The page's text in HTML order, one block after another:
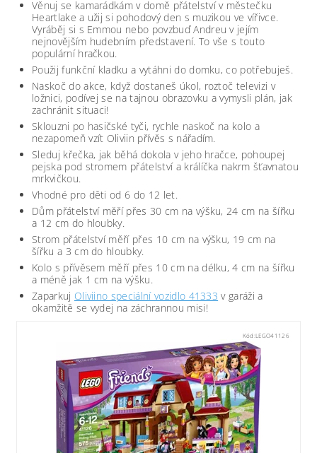
Věnuj se kamarádkám v domě přátelství v městečku
Heartlake a užij si pohodový den s muzikou ve vířivce.
Vyráběj si s Emmou nebo povzbuď Andreu v jejím
nejnovějším hudebním představení. To vše s touto
populární hračkou.
Použij funkční kladku a vytáhni do domku, co potřebuješ.
Naskoč do akce, když dostaneš úkol, roztoč televizi v
ložnici, podívej se na tajnou obrazovku a vymysli plán, jak
zachránit situaci!
Sklouzni po hasičské tyči, rychle naskoč na kolo a
nezapomeň vzít Oliviin přívěs s nářadím.
Sleduj křečka, jak běhá dokola v jeho hračce, pohoupej
pejska pod stromem přátelství a králíčka nakrm šťavnatou
mrkvičkou.
Vhodné pro děti od 6 do 12 let.
Dům přátelství měří přes 30 cm na výšku, 24 cm na šířku
a 12 cm do hloubky.
Strom přátelství měří přes 10 cm na výšku, 19 cm na
šířku a 3 cm do hloubky.
Kolo s přívěsem měří přes 10 cm na délku, 4 cm na šířku
a méně jak 1 cm na výšku.
Zaparkuj Oliviino speciální vozidlo 41333 v garáži a
okamžitě se vydej na záchrannou misi!
Kód:LEGO41126